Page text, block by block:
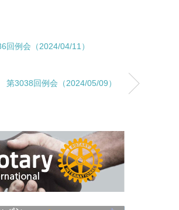
回例会（2024/04/11）
第3038回例会（2024/05/09）